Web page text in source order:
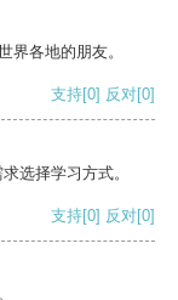
界各地的朋友。
支持[0] 反对[0]
选择学习方式。
支持[0] 反对[0]